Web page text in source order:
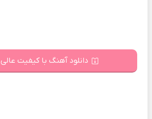
دانلود آهنگ با کیفیت عالی 320